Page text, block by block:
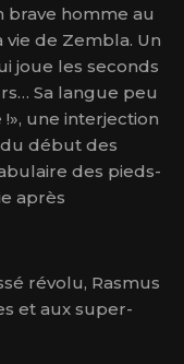
brave homme au
de Zembla. Un
joue les seconds
Sa langue peu
une interjection
début des
des pieds-
après
révolu, Rasmus
et aux super-